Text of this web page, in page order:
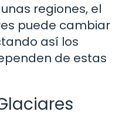
regiones, el
puede cambiar
así los
de estas